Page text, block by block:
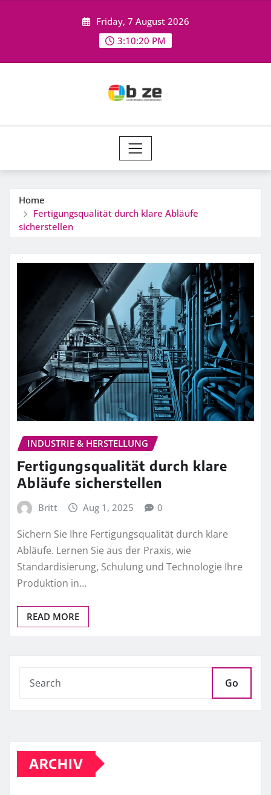
Friday, 7 August 2026
3:10:20 PM
Home
Fertigungsqualität durch klare Abläufe
sicherstellen
INDUSTRIE & HERSTELLUNG
Fertigungsqualität durch klare
Abläufe sicherstellen
Britt Aug 1, 2025 0
Sichern Sie Ihre Fertigungsqualität durch klare
Abläufe. Lernen Sie aus der Praxis, wie
Standardisierung, Schulung und Technologie Ihre
Produktion in…
READ MORE
Go
ARCHIV